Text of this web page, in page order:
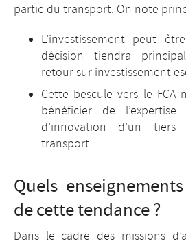
partie du transport. On note
L’investissement peut
décision tiendra
retour sur investissement
Cette bescule vers le FCA
bénéficier de
d’innovation d’un
transport.
Quels
de cette tendance ?
Dans le cadre des missions